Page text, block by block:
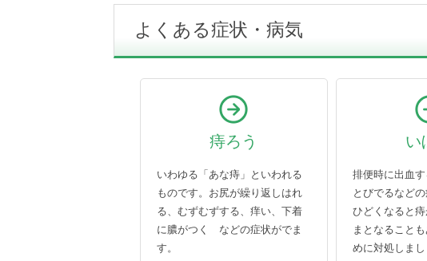
よくある症状・病気
痔ろう
いわゆる「あな痔」といわれる
ものです。お尻が繰り返しはれ
る、むずむずする、痒い、下着
に膿がつく などの症状がでま
す。
い
排便時に出血
とびでるなどの
ひどくなると
まとなること
めに対処しまし